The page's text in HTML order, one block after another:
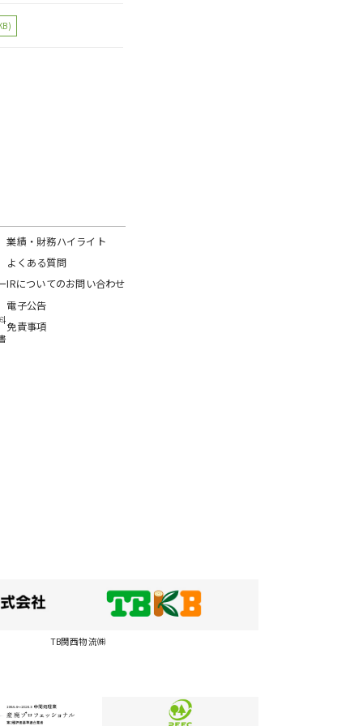
業績・財務ハイライト
よくある質問
IRについてのお問い合わせ
電子公告
免責事項
TB関西物流㈱